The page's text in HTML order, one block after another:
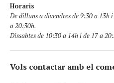
Horaris
De dilluns a divendres de 9:30 a 13h
a 20:30h.
Dissabtes de 10:30 a 14h i de 17 a
Vols contactar amb el